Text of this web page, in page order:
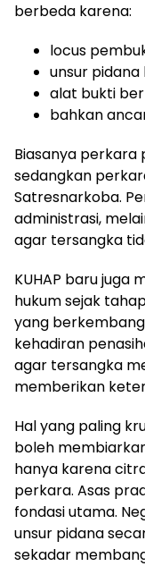
berbeda karena:
locus
unsur
alat bukti
bahkan
Biasanya perkara
sedangkan
Satresnarkoba.
administrasi,
agar tersangka
KUHAP baru juga
hukum sejak
yang
kehadiran
agar tersangka
memberikan
Hal yang paling
boleh
hanya karena
perkara. Asas
fondasi utama.
unsur pidana
sekadar